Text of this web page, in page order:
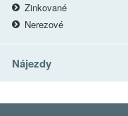
Zinkované
Nerezové
Nájezdy